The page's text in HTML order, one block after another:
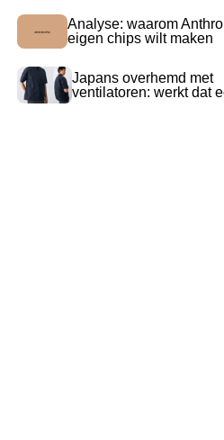
Analyse: waarom
eigen chips wilt maken
Japans overhemd met
ventilatoren: werkt dat